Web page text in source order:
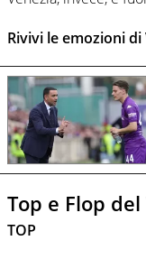
Rivivi le emozioni
Top e Flop del
TOP